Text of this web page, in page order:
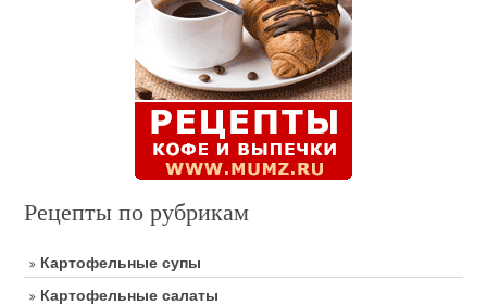
Рецепты по рубрикам
Картофельные супы
Картофельные салаты